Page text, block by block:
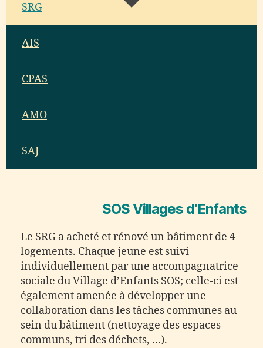
SRG
AIS
CPAS
AMO
SAJ
SOS Villages d’Enfants
Le SRG a acheté et rénové un bâtiment de 4
logements. Chaque jeune est suivi
individuellement par une accompagnatrice
sociale du Village d’Enfants SOS; celle-ci est
également amenée à développer une
collaboration dans les tâches communes au
sein du bâtiment (nettoyage des espaces
communs, tri des déchets, …).